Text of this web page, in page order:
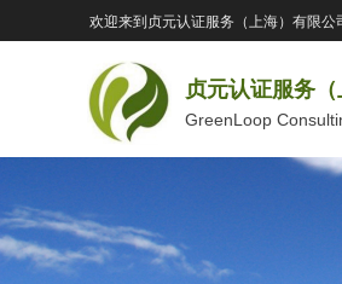
贞元认证服务
GreenLoop
欢迎来到贞元认证服务（上海）有限